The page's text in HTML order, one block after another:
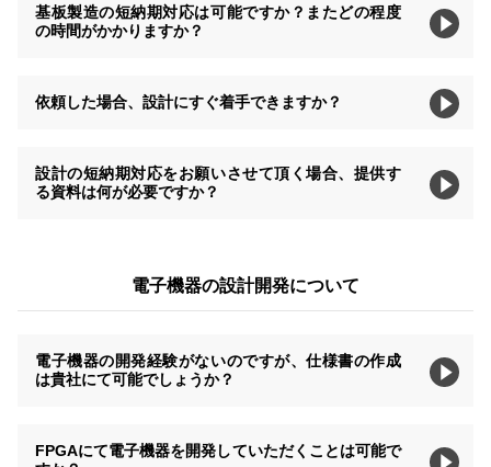
基板製造の短納期対応は可能ですか？またどの程度
の時間がかかりますか？
依頼した場合、設計にすぐ着手できますか？
設計の短納期対応をお願いさせて頂く場合、提供す
る資料は何が必要ですか？
電子機器の設計開発について
電子機器の開発経験がないのですが、仕様書の作成
は貴社にて可能でしょうか？
FPGAにて電子機器を開発していただくことは可能で